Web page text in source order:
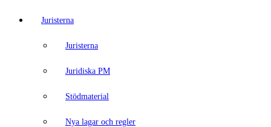
Juristerna
Juristerna
Juridiska PM
Stödmaterial
Nya lagar och regler